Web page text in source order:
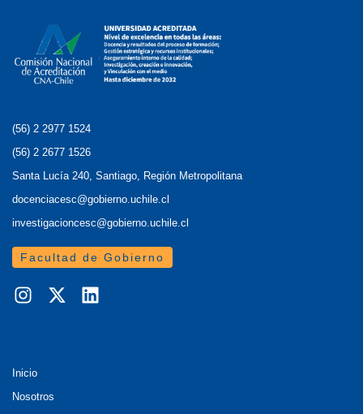
(56) 2 2977 1524
(56) 2 2677 1526
Santa Lucía 240, Santiago, Región Metropolitana
docenciacesc@gobierno.uchile.cl
investigacioncesc@gobierno.uchile.cl
Facultad de Gobierno
Inicio
Nosotros